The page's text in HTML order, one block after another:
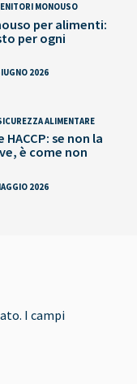
MONOUSO
per alimenti:
per ogni
2026
ALIMENTARE
se non la
è come non
2026
I campi